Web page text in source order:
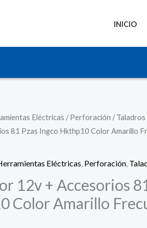
INICIO
Eléctricas /Perforación /Taladros
81 Pzas Ingco Hkthp10 Color Amarillo
Eléctricas Perforación
12v + Accesorios
Color Amarillo